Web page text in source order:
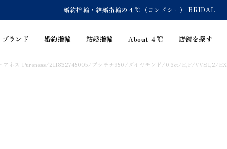
婚約指輪・結婚指輪の４℃（ヨンドシー） BRIDAL
ブランド 婚約指輪 結婚指輪 About ４℃ 店舗を探す
アネス Pureness/211832745005/プラチナ950/ダイヤモンド/0.3ct/E,F/VVS1,2/EX